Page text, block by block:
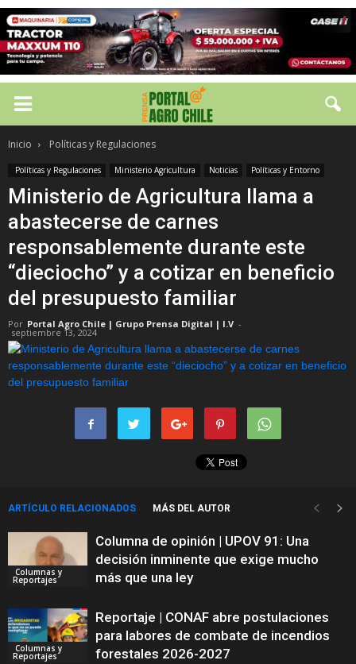
Inicio Políticas y Regulaciones
Políticas y Regulaciones Ministerio Agricultura Noticias Políticas y Entorno
Ministerio de Agricultura llama a
abastecerse de carnes
responsablemente durante este
“dieciocho” y a cotizar en beneficio
del presupuesto familiar
Por Portal Agro Chile | Grupo Prensa Digital | I.V -
septiembre 13, 2024
ARTÍCULO RELACIONADOS MÁS DEL AUTOR
Columnas y
Reportajes
Columna de opinión | UPOV 91: Una
decisión inminente que exige mucho
más que una ley
Columnas y
Reportajes
Reportaje | CONAF abre postulaciones
para labores de combate de incendios
forestales 2026-2027